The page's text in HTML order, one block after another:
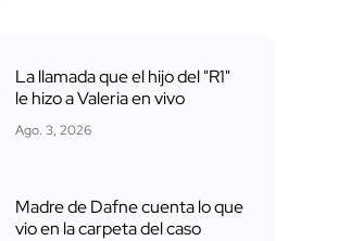
La llamada que el hijo del "R1"
le hizo a Valeria en vivo
Ago. 3, 2026
Madre de Dafne cuenta lo que
vio en la carpeta del caso